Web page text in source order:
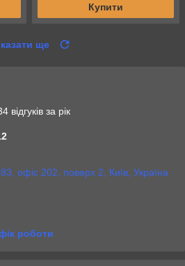
Купити
ще
за рік
офіс 202, поверх 2, Київ, Україна
роботи